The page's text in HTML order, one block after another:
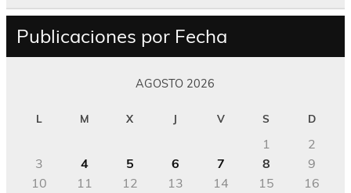
Publicaciones por Fecha
AGOSTO 2026
L M X J V S D
1
2
3
4 5 6 7 8
9
10
11 12 13 14 15
16